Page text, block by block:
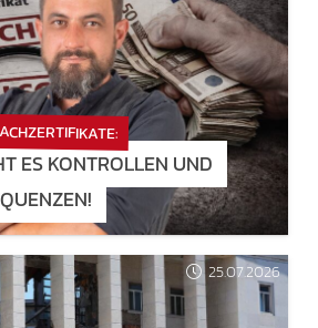
ES KONTROLLEN UND
25.07.2026